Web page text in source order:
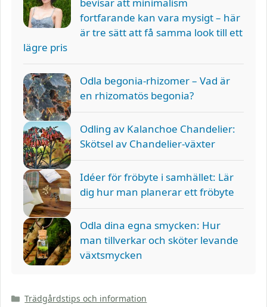
fortfarande kan vara mysigt – här
är tre sätt att få samma look till ett
lägre pris
Odla begonia-rhizomer – Vad är
en rhizomatös begonia?
Odling av Kalanchoe Chandelier:
Skötsel av Chandelier-växter
Idéer för fröbyte i samhället: Lär
dig hur man planerar ett fröbyte
Odla dina egna smycken: Hur
man tillverkar och sköter levande
växtsmycken
Kategorier
Trädgårdstips och information